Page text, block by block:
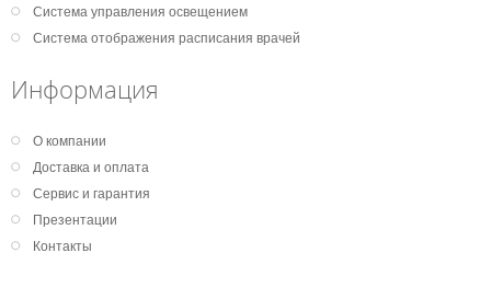
Система управления освещением
Система отображения расписания врачей
Информация
О компании
Доставка и оплата
Сервис и гарантия
Презентации
Контакты